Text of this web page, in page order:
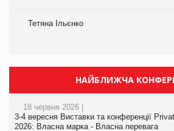
Тетяна Ільєнко
НАЙБЛИЖЧА
18 червня 2026 |
3-4 вересня Виставки та конференції
2026: Власна марка - Власна перевага